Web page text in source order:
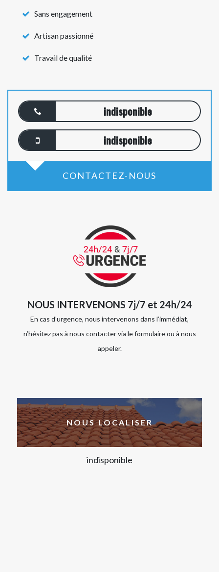
Sans engagement
Artisan passionné
Travail de qualité
indisponible
indisponible
CONTACTEZ-NOUS
NOUS INTERVENONS 7j/7 et 24h/24
En cas d’urgence, nous intervenons dans l’immédiat,
n’hésitez pas à nous contacter via le formulaire ou à nous
appeler.
NOUS LOCALISER
indisponible